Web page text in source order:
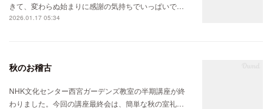
きて、変わらぬ始まりに感謝の気持ちでいっぱいで…
2026.01.17 05:34
秋のお稽古
NHK文化センター西宮ガーデンズ教室の半期講座が終
わりました。今回の講座最終会は、簡単な秋の室礼…